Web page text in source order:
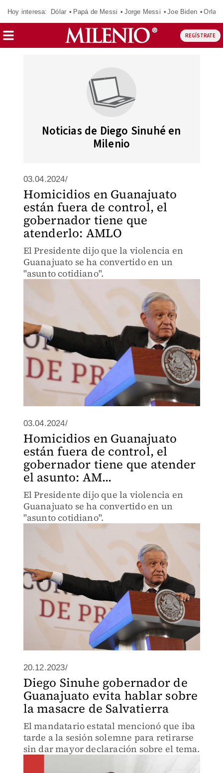
Hoy interesa: Dólar Papá de Messi Jorge Messi Joe Biden
REGÍSTRATE
Noticias de Diego Sinuhé en
Milenio
03.04.2024/
Homicidios en Guanajuato
están fuera de control, el
gobernador tiene que
atenderlo: AMLO
El Presidente dijo que la violencia en
Guanajuato se ha convertido en un
"asunto cotidiano".
03.04.2024/
Homicidios en Guanajuato
están fuera de control, el
gobernador tiene que atender
el asunto: AM...
El Presidente dijo que la violencia en
Guanajuato se ha convertido en un
"asunto cotidiano".
20.12.2023/
Diego Sinuhe gobernador de
Guanajuato evita hablar sobre
la masacre de Salvatierra
El mandatario estatal mencionó que iba
tarde a la sesión solemne para retirarse
sin dar mayor declaración sobre el tema.